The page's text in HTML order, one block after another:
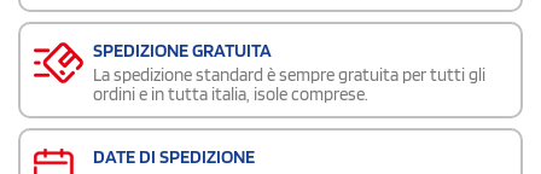
SPEDIZIONE GRATUITA
La spedizione standard è sempre gratuita per tutti gli
ordini e in tutta italia, isole comprese.
DATE DI SPEDIZIONE